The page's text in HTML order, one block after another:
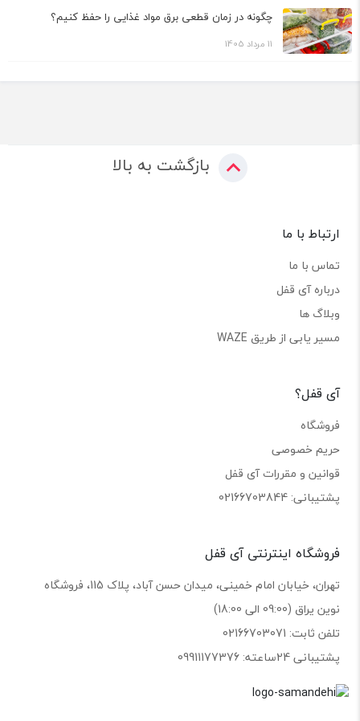
چگونه در زمان قطعی برق مواد غذایی را حفظ کنیم؟
11 مرداد 1405
بازگشت به بالا
ارتباط با ما
تماس با ما
درباره آی قفل
وبلاگ ها
مسیر یابی از طریق WAZE
آی قفل؟
فروشگاه
حریم خصوصی
قوانین و مقررات آی قفل
پشتیبانی: 02166703844
فروشگاه اینترنتی آی قفل
تهران، خیابان امام خمینی، میدان حسن آباد، پلاک 115، فروشگاه
نوین یراق (09:00 الی 18:00)
تلفن ثابت: 02166703071
پشتیبانی 24ساعته: 09911177376